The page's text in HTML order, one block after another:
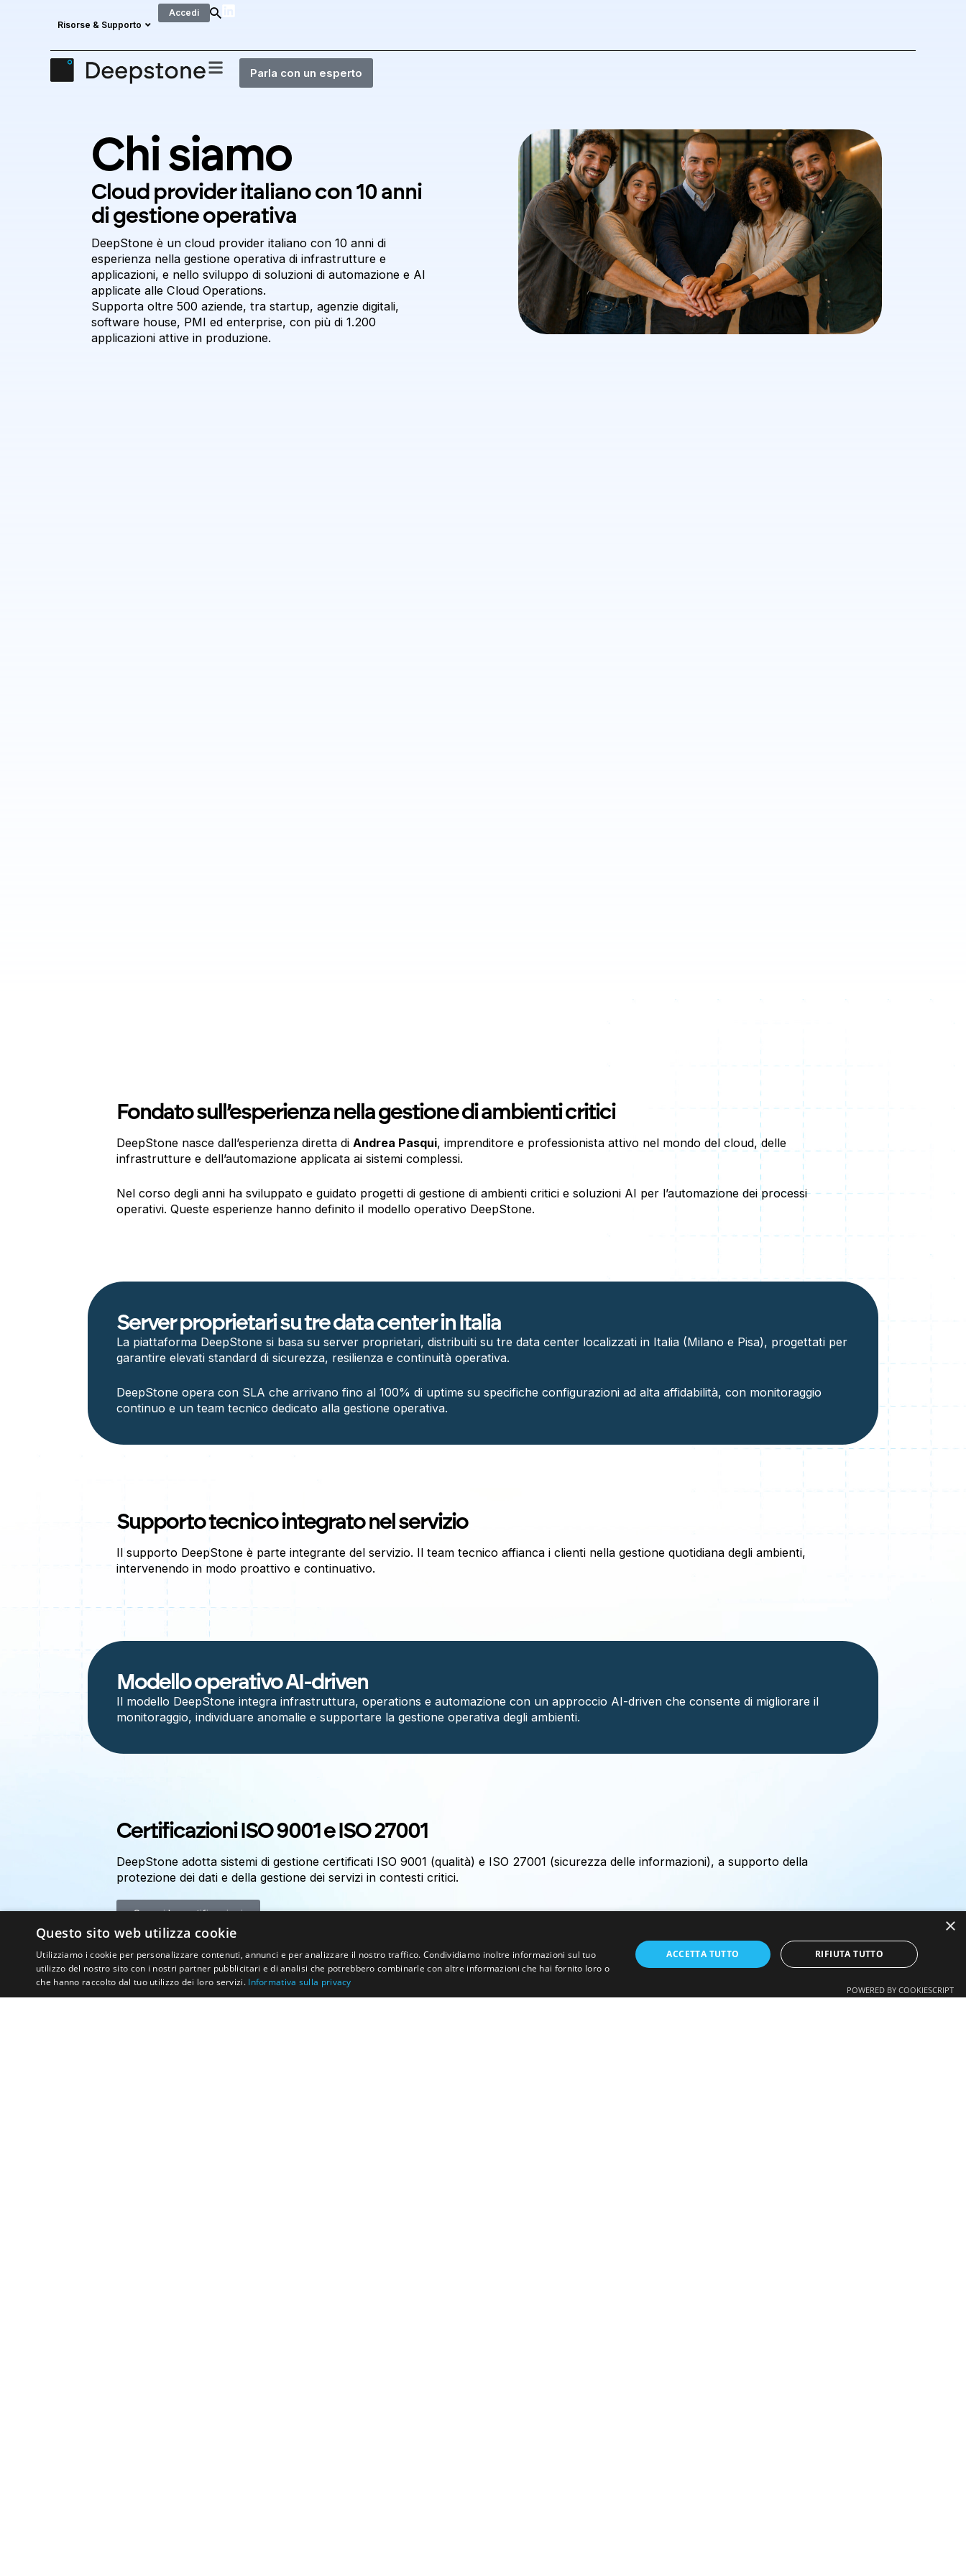
Risorse & Supporto
Accedi
Parla con un esperto
Chi siamo
Cloud provider italiano con 10 anni
di gestione operativa
DeepStone è un cloud provider italiano con 10 anni di
esperienza nella gestione operativa di infrastrutture e
applicazioni, e nello sviluppo di soluzioni di automazione e AI
applicate alle Cloud Operations.
Supporta oltre 500 aziende, tra startup, agenzie digitali,
software house, PMI ed enterprise, con più di 1.200
applicazioni attive in produzione.
Fondato sull’esperienza nella gestione di ambienti critici
DeepStone nasce dall’esperienza diretta di Andrea Pasqui, imprenditore e professionista attivo nel mondo del cloud, delle
infrastrutture e dell’automazione applicata ai sistemi complessi.
Nel corso degli anni ha sviluppato e guidato progetti di gestione di ambienti critici e soluzioni AI per l’automazione dei processi
operativi. Queste esperienze hanno definito il modello operativo DeepStone.
Server proprietari su tre data center in Italia
La piattaforma DeepStone si basa su server proprietari, distribuiti su tre data center localizzati in Italia (Milano e Pisa), progettati per
garantire elevati standard di sicurezza, resilienza e continuità operativa.
DeepStone opera con SLA che arrivano fino al 100% di uptime su specifiche configurazioni ad alta affidabilità, con monitoraggio
continuo e un team tecnico dedicato alla gestione operativa.
Supporto tecnico integrato nel servizio
Il supporto DeepStone è parte integrante del servizio. Il team tecnico affianca i clienti nella gestione quotidiana degli ambienti,
intervenendo in modo proattivo e continuativo.
Modello operativo AI-driven
Il modello DeepStone integra infrastruttura, operations e automazione con un approccio AI-driven che consente di migliorare il
monitoraggio, individuare anomalie e supportare la gestione operativa degli ambienti.
Certificazioni ISO 9001 e ISO 27001
DeepStone adotta sistemi di gestione certificati ISO 9001 (qualità) e ISO 27001 (sicurezza delle informazioni), a supporto della
protezione dei dati e della gestione dei servizi in contesti critici.
Scopri le certificazioni
×
Questo sito web utilizza cookie
Utilizziamo i cookie per personalizzare contenuti, annunci e per analizzare il nostro traffico. Condividiamo inoltre informazioni sul tuo
utilizzo del nostro sito con i nostri partner pubblicitari e di analisi che potrebbero combinarle con altre informazioni che hai fornito loro o
che hanno raccolto dal tuo utilizzo dei loro servizi. Informativa sulla privacy
ACCETTA TUTTO RIFIUTA TUTTO
POWERED BY COOKIESCRIPT